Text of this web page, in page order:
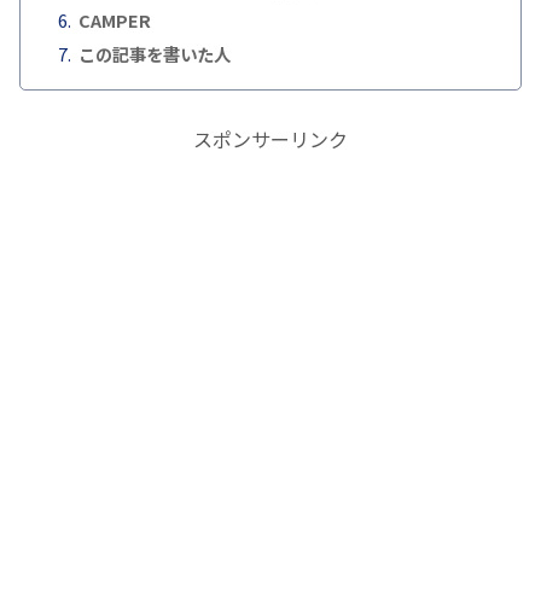
CAMPER
この記事を書いた人
スポンサーリンク